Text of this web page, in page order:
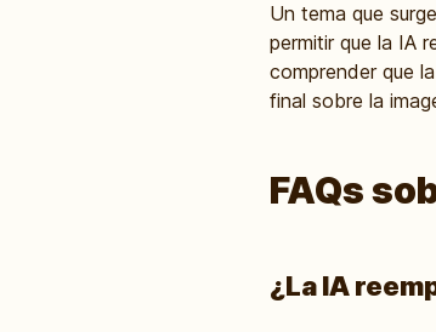
Un tema que
permitir que la IA
comprender que
final sobre la
FAQs
¿La IA